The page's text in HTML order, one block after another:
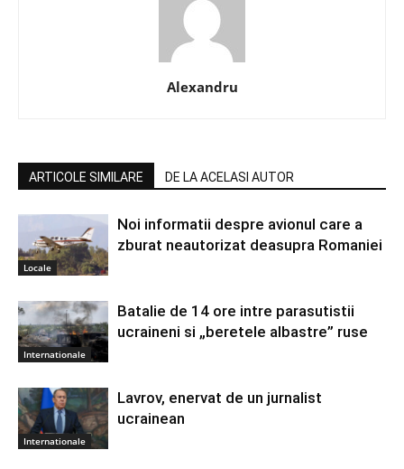
Alexandru
ARTICOLE SIMILARE DE LA ACELASI AUTOR
Locale
Noi informatii despre avionul care a
zburat neautorizat deasupra Romaniei
Internationale
Batalie de 14 ore intre parasutistii
ucraineni si „beretele albastre” ruse
Internationale
Lavrov, enervat de un jurnalist
ucrainean